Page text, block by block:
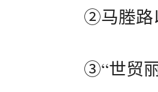
②马塍路
③“世贸